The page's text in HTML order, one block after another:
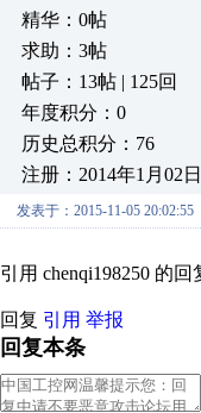
精华：0帖
求助：3帖
帖子：13帖 | 125回
年度积分：0
历史总积分：76
注册：2014年1月02日
发表于：2015-11-05 20:02:55
引用 chenqi198250 的
回复 引用 举报
回复本条